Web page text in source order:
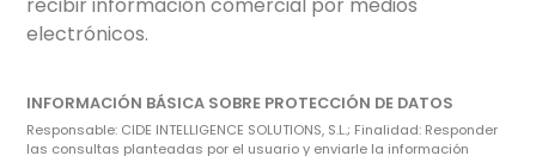
electrónicos.
INFORMACIÓN BÁSICA SOBRE PROTECCIÓN DE DATOS
Responsable: CIDE INTELLIGENCE SOLUTIONS, S.L.; Finalidad: Responder
las consultas planteadas por el usuario y enviarle la información